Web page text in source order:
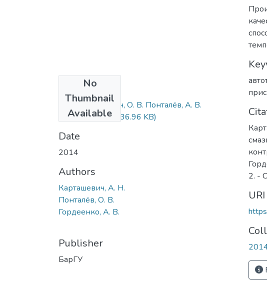
No
Thumbnail
Available
А. Н. Карташевич, О. В. Понталёв, А. В.
Гордеенко.pdf (236.96 KB)
Date
2014
Authors
Карташевич, А. Н.
Понталёв, О. В.
Гордеенко, А. В.
Publisher
БарГУ
2. -
URI